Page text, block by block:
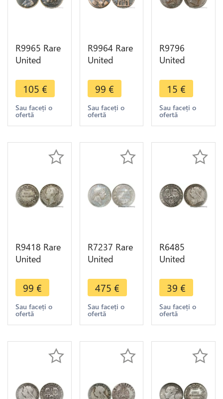
R9965 Rare
United
Penny
Victoria
1866 AU
++ -> Make
105 €
Sau faceți o
ofertă
R9964 Rare
United
1/2 Penny
Elizabeth I
1794
Sussex
99 €
Sau faceți o
ofertă
R9796
United
Farthing
William IV
1835 ->
Make Offer
15 €
Sau faceți o
ofertă
R9418 Rare
United
Shilling
Victoria
1864 die 57
Silver ->
99 €
Sau faceți o
ofertă
R7237 Rare
United
Shilling
George III
1812 Silver
UNC
475 €
Sau faceți o
ofertă
R6485
United
Shilling
Victoria
1899 Silver
-> Make
39 €
Sau faceți o
ofertă